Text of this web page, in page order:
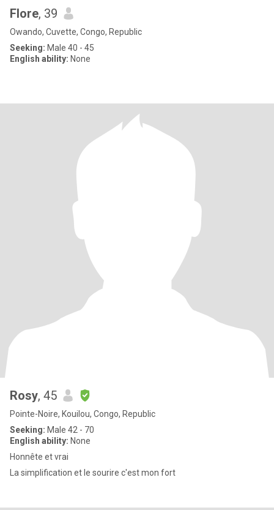
Flore, 39
Owando, Cuvette, Congo, Republic
Seeking: Male 40 - 45
English ability: None
Rosy, 45
Pointe-Noire, Kouilou, Congo, Republic
Seeking: Male 42 - 70
English ability: None
Honnête et vrai
La simplification et le sourire c'est mon fort